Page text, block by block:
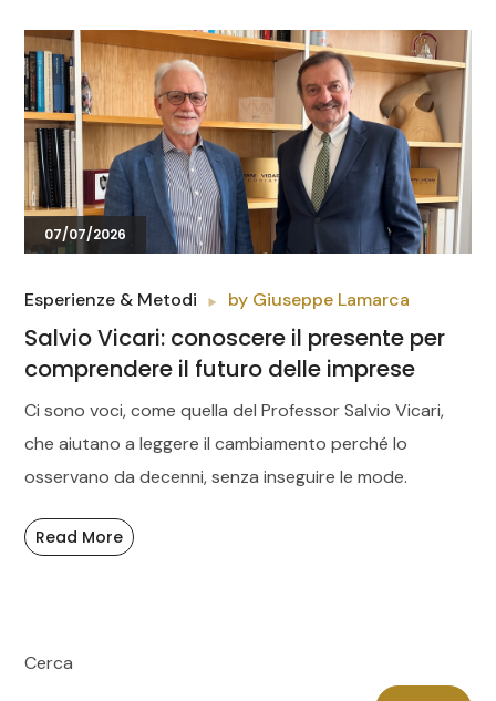
07/07/2026
Esperienze & Metodi by Giuseppe Lamarca
Salvio Vicari: conoscere il presente per
comprendere il futuro delle imprese
Ci sono voci, come quella del Professor Salvio Vicari,
che aiutano a leggere il cambiamento perché lo
osservano da decenni, senza inseguire le mode.
Read More
Cerca